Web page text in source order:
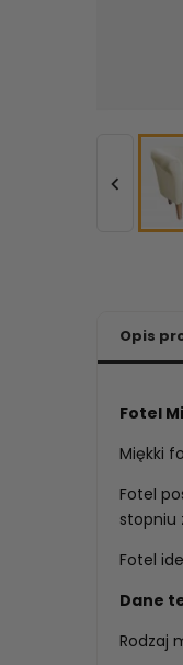

Opis
Fotel
Miękki
Fotel
stopniu
Fotel
Dane
Rodzaj